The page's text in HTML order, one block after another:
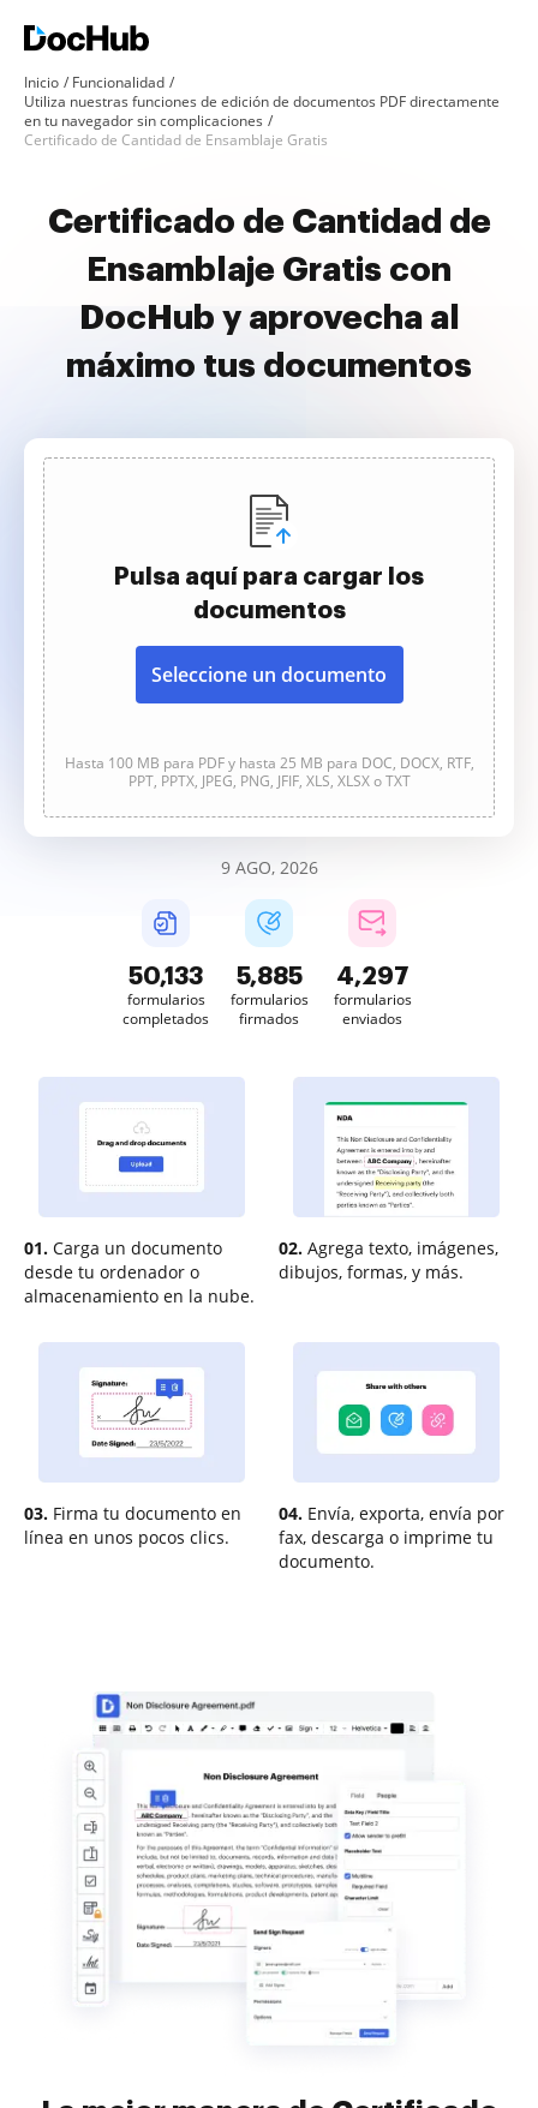
Inicio
Funcionalidad
Utiliza nuestras funciones de edición de documentos PDF directamente
en tu navegador sin complicaciones
Certificado de Cantidad de Ensamblaje Gratis
Certificado de Cantidad de
Ensamblaje Gratis con
DocHub y aprovecha al
máximo tus documentos
Pulsa aquí para cargar los
documentos
Seleccione un documento
Hasta 100 MB para PDF y hasta 25 MB para DOC, DOCX, RTF,
PPT, PPTX, JPEG, PNG, JFIF, XLS, XLSX o TXT
9 AGO, 2026
50,133
formularios
completados
5,885
formularios
firmados
4,297
formularios
enviados
01. Carga un documento
desde tu ordenador o
almacenamiento en la nube.
02. Agrega texto, imágenes,
dibujos, formas, y más.
03. Firma tu documento en
línea en unos pocos clics.
04. Envía, exporta, envía por
fax, descarga o imprime tu
documento.